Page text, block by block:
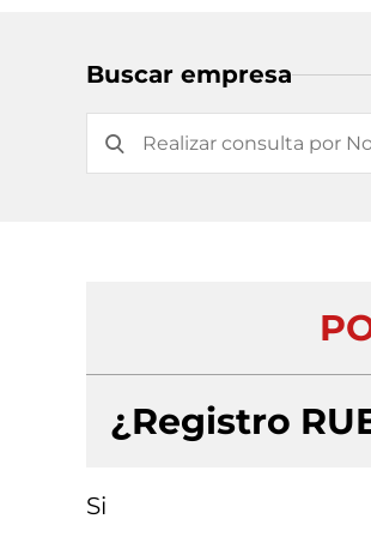
Buscar empresa
¿Registro
Si